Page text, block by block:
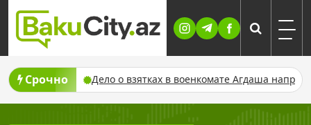
Skip
content
Срочно
9–11 августа Дело о взятках в военкомате Агдаша